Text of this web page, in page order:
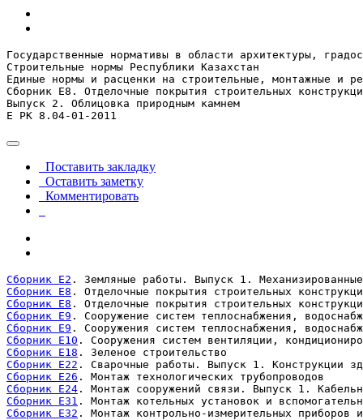
Государственные нормативы в области архитектуры,
Строительные нормы Республики Казахстан
Единые нормы и расценки на строительные, монтажные и
Сборник Е8. Отделочные покрытия строительных
Выпуск 2. Облицовка природным камнем
Ε ΡΚ 8.04-01-2011
Поставить закладку
Оставить заметку
Комментировать
Сборник Е2
Сборник Е8
Сборник Е8
Сборник Е9
Сборник Е9
Сборник Е10
Сборник Е18
Сборник Е22
Сборник Е26
Сборник Е24
Сборник Е31
Сборник Е32 . Монтаж контрольно-измерительных приборов